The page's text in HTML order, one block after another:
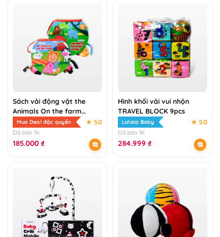
Sách vải động vật the
Animals On the farm
Lalala Baby – sách vải đa
tương tác an toàn cho bé
Mua Deal độc quyền ★ 5.0
Đã bán 1K
185.000 ₫
Hình khối vải vui nhộn
TRAVEL BLOCK 9pcs
Lalala Baby ★ 5.0
Đã bán 1K
284.999 ₫